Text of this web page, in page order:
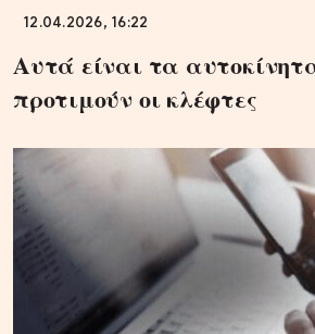
12.04.2026, 16:22
Αυτά είναι τα
προτιμούν οι κλέφτες